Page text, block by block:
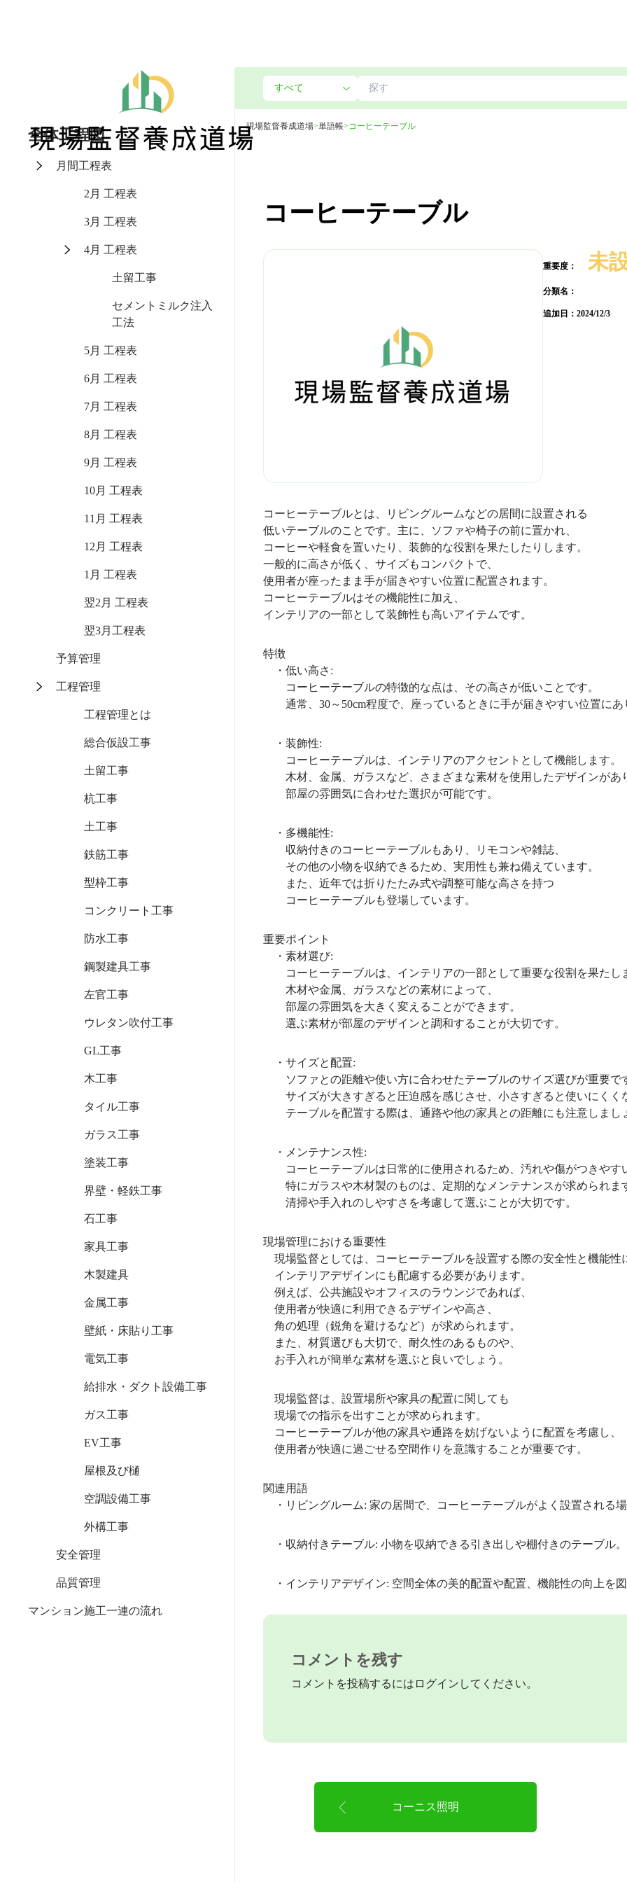
全体工程図
月間工程表
2月 工程表
3月 工程表
4月 工程表
土留工事
セメントミルク注入
工法
5月 工程表
6月 工程表
7月 工程表
8月 工程表
9月 工程表
10月 工程表
11月 工程表
12月 工程表
1月 工程表
翌2月 工程表
翌3月工程表
予算管理
工程管理
工程管理とは
総合仮設工事
土留工事
杭工事
土工事
鉄筋工事
型枠工事
コンクリート工事
防水工事
鋼製建具工事
左官工事
ウレタン吹付工事
GL工事
木工事
タイル工事
ガラス工事
塗装工事
界壁・軽鉄工事
石工事
家具工事
木製建具
金属工事
壁紙・床貼り工事
電気工事
給排水・ダクト設備工事
ガス工事
EV工事
屋根及び樋
空調設備工事
外構工事
安全管理
品質管理
マンション施工一連の流れ
現場監督養成道場>単語帳>コーヒーテーブル
コーヒーテーブル
重要度： 未
分類名：
追加日： 2024/12/3
コーヒーテーブルとは、リビングルームなどの居間に設置される
低いテーブルのことです。主に、ソファや椅子の前に置かれ、
コーヒーや軽食を置いたり、装飾的な役割を果たしたりします。
一般的に高さが低く、サイズもコンパクトで、
使用者が座ったまま手が届きやすい位置に配置されます。
コーヒーテーブルはその機能性に加え、
インテリアの一部として装飾性も高いアイテムです。
特徴
・低い高さ:
コーヒーテーブルの特徴的な点は、その高さが低いことです。
通常、30～50cm程度で、座っているときに手が届きやすい位置にあ
・装飾性:
コーヒーテーブルは、インテリアのアクセントとして機能します。
木材、金属、ガラスなど、さまざまな素材を使用したデザインがあ
部屋の雰囲気に合わせた選択が可能です。
・多機能性:
収納付きのコーヒーテーブルもあり、リモコンや雑誌、
その他の小物を収納できるため、実用性も兼ね備えています。
また、近年では折りたたみ式や調整可能な高さを持つ
コーヒーテーブルも登場しています。
重要ポイント
・素材選び:
コーヒーテーブルは、インテリアの一部として重要な役割を果たし
木材や金属、ガラスなどの素材によって、
部屋の雰囲気を大きく変えることができます。
選ぶ素材が部屋のデザインと調和することが大切です。
・サイズと配置:
ソファとの距離や使い方に合わせたテーブルのサイズ選びが重要で
サイズが大きすぎると圧迫感を感じさせ、小さすぎると使いにくく
テーブルを配置する際は、通路や他の家具との距離にも注意しまし
・メンテナンス性:
コーヒーテーブルは日常的に使用されるため、汚れや傷がつきやす
特にガラスや木材製のものは、定期的なメンテナンスが求められま
清掃や手入れのしやすさを考慮して選ぶことが大切です。
現場管理における重要性
現場監督としては、コーヒーテーブルを設置する際の安全性と機能性
インテリアデザインにも配慮する必要があります。
例えば、公共施設やオフィスのラウンジであれば、
使用者が快適に利用できるデザインや高さ、
角の処理（鋭角を避けるなど）が求められます。
また、材質選びも大切で、耐久性のあるものや、
お手入れが簡単な素材を選ぶと良いでしょう。
現場監督は、設置場所や家具の配置に関しても
現場での指示を出すことが求められます。
コーヒーテーブルが他の家具や通路を妨げないように配置を考慮し、
使用者が快適に過ごせる空間作りを意識することが重要です。
関連用語
・リビングルーム: 家の居間で、コーヒーテーブルがよく設置される場
・収納付きテーブル: 小物を収納できる引き出しや棚付きのテーブル。
・インテリアデザイン: 空間全体の美的配置や配置、機能性の向上を図
コメントを残す
コメントを投稿するには ログイン してください。
コーニス照明